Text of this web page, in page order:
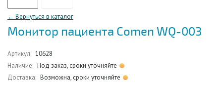
← Вернуться в каталог
Монитор пациента Comen WQ-003
Артикул: 10628
Наличие: Под заказ, сроки уточняйте
Доставка: Возможна, сроки уточняйте